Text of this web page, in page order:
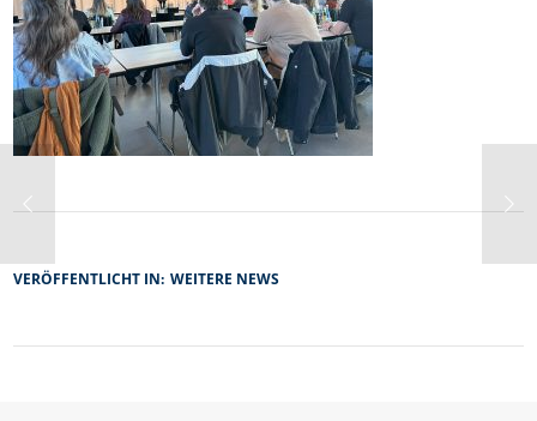
VERÖFFENTLICHT IN: WEITERE NEWS